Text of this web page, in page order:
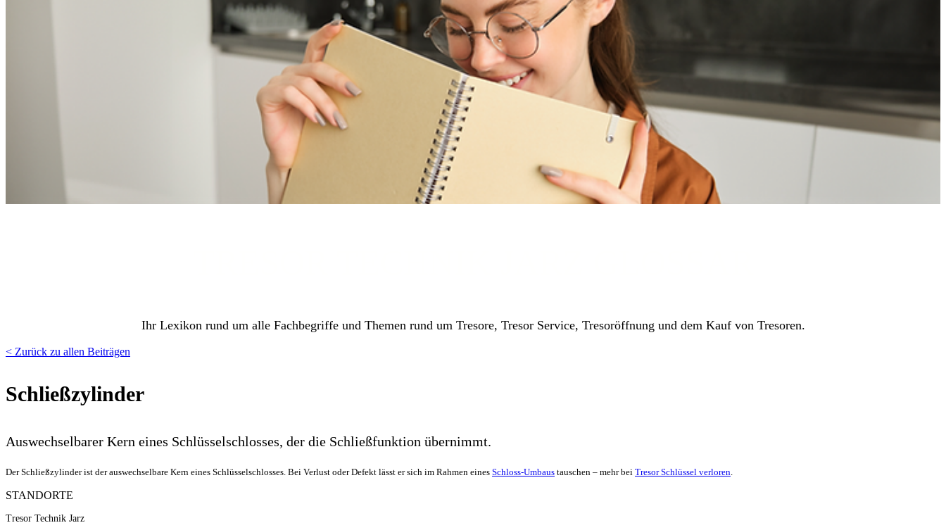
Ihr Lexikon rund um alle Fachbegriffe und Themen rund um Tresore, Tresor Service, Tresoröffnung und dem Kauf von Tresoren.
< Zurück zu allen Beiträgen
Schließzylinder
Auswechselbarer Kern eines Schlüsselschlosses, der die Schließfunktion übernimmt.
Der Schließzylinder ist der auswechselbare Kern eines Schlüsselschlosses. Bei Verlust oder Defekt lässt er sich im Rahmen eines Schloss-Umbaus tauschen – mehr bei Tresor Schlüssel verloren
STANDORTE
Tresor Technik Jarz